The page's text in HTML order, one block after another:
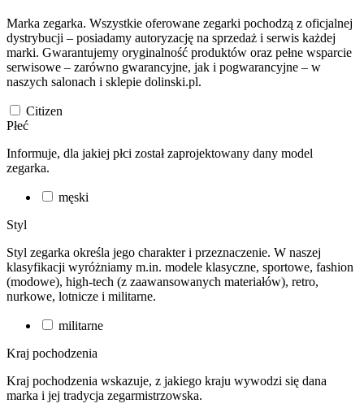
Marka zegarka. Wszystkie oferowane zegarki pochodzą z oficjalnej
dystrybucji – posiadamy autoryzację na sprzedaż i serwis każdej
marki. Gwarantujemy oryginalność produktów oraz pełne wsparcie
serwisowe – zarówno gwarancyjne, jak i pogwarancyjne – w
naszych salonach i sklepie dolinski.pl.
Citizen
Płeć
Informuje, dla jakiej płci został zaprojektowany dany model
zegarka.
męski
Styl
Styl zegarka określa jego charakter i przeznaczenie. W naszej
klasyfikacji wyróżniamy m.in. modele klasyczne, sportowe, fashion
(modowe), high-tech (z zaawansowanych materiałów), retro,
nurkowe, lotnicze i militarne.
militarne
Kraj pochodzenia
Kraj pochodzenia wskazuje, z jakiego kraju wywodzi się dana
marka i jej tradycja zegarmistrzowska.